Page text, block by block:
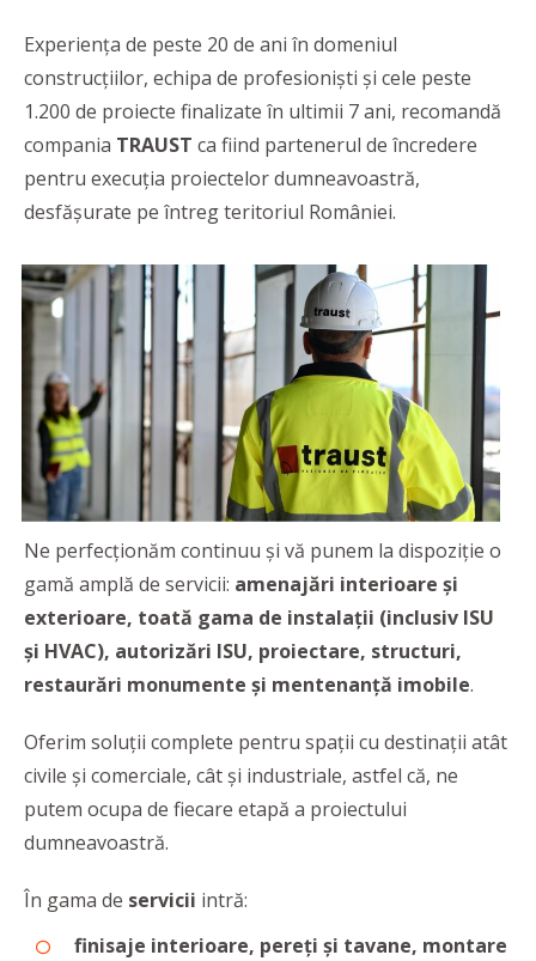
Experiența de peste 20 de ani în domeniul
construcțiilor, echipa de profesioniști și cele peste
1.200 de proiecte finalizate în ultimii 7 ani, recomandă
compania TRAUST ca fiind partenerul de încredere
pentru execuția proiectelor dumneavoastră,
desfășurate pe întreg teritoriul României.
Ne perfecționăm continuu și vă punem la dispoziție o
gamă amplă de servicii: amenajări interioare și
exterioare, toată gama de instalații (inclusiv ISU
și HVAC), autorizări ISU, proiectare, structuri,
restaurări monumente și mentenanță imobile.
Oferim soluții complete pentru spații cu destinații atât
civile și comerciale, cât și industriale, astfel că, ne
putem ocupa de fiecare etapă a proiectului
dumneavoastră.
În gama de servicii intră:
finisaje interioare, pereți și tavane, montare